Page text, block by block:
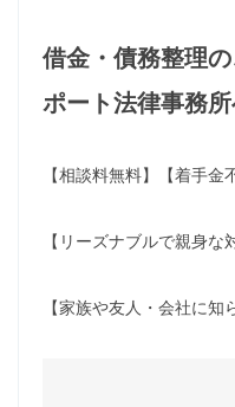
借金・債務整理
ポート法律事務
【相談料無料】【着手金
【リーズナブルで親身な
【家族や友人・会社に知